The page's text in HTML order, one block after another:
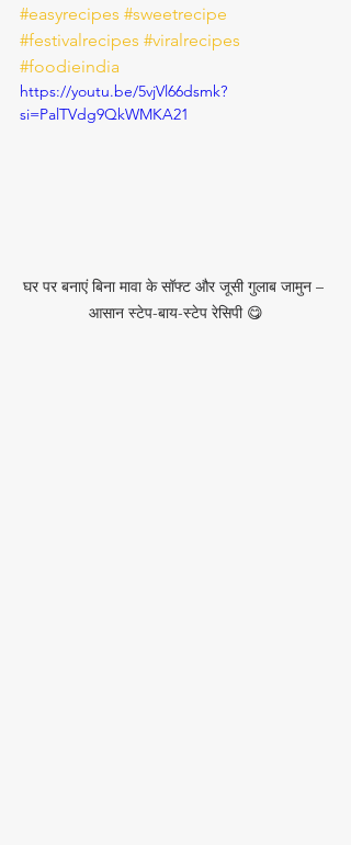
#easyrecipes #sweetrecipe
#festivalrecipes #viralrecipes
#foodieindia
https://youtu.be/5vjVl66dsmk?
si=PalTVdg9QkWMKA21
घर पर बनाएं बिना मावा के सॉफ्ट और जूसी गुलाब जामुन –
आसान स्टेप-बाय-स्टेप रेसिपी 😋